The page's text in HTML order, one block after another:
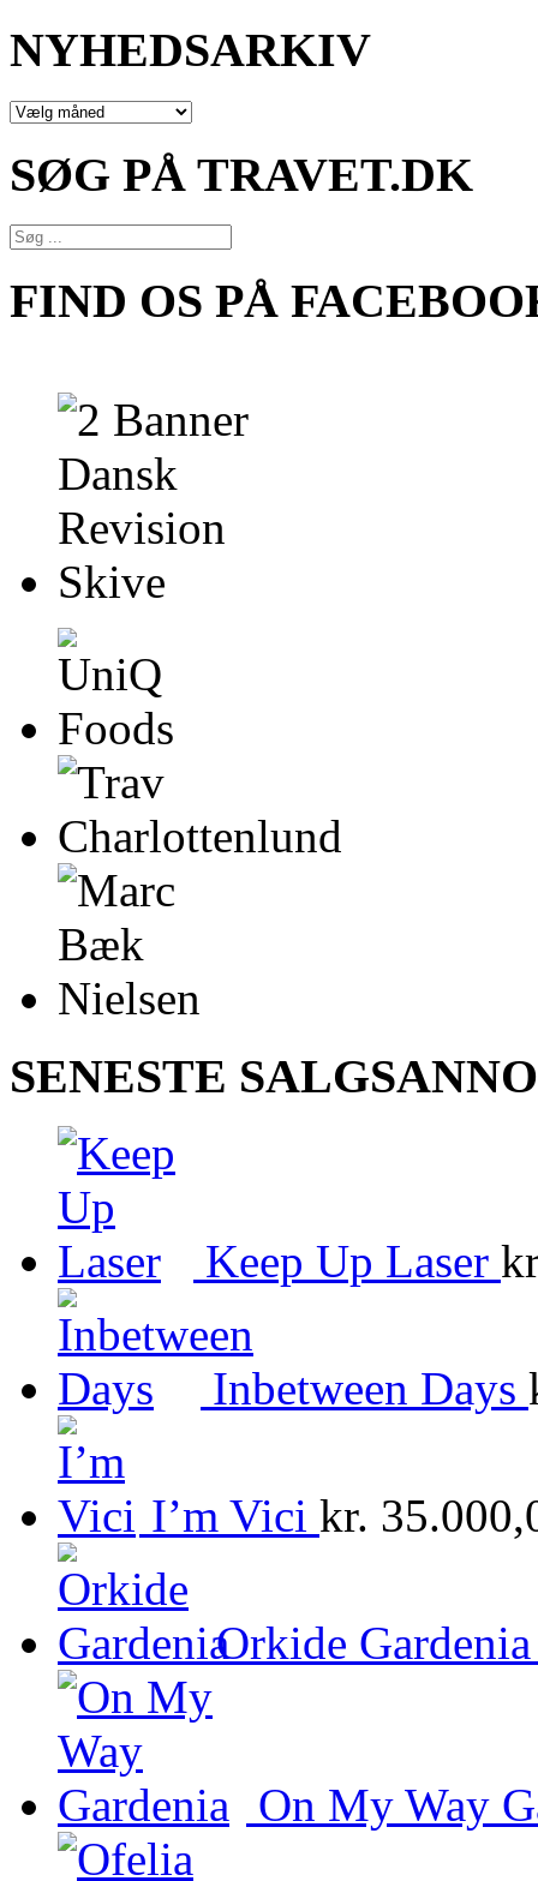
NYHEDSARKIV
NYHEDSARKIV
SØG PÅ TRAVET.DK
FIND OS PÅ
SENESTE
Keep Up Laser
Inbetween Days
I’m Vici kr.
Orkide Gardenia
On My Way